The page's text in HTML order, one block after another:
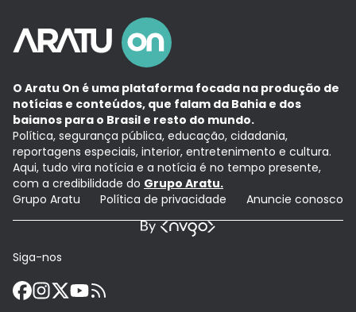
O Aratu On é uma plataforma focada na produção de
notícias e conteúdos, que falam da Bahia e dos
baianos para o Brasil e resto do mundo.
Política, segurança pública, educação, cidadania,
reportagens especiais, interior, entretenimento e cultura.
Aqui, tudo vira notícia e a notícia é no tempo presente,
com a credibilidade do Grupo Aratu.
Grupo Aratu
Política de privacidade Anuncie conosco
Siga-nos